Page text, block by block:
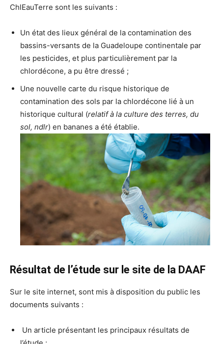
ChlEauTerre sont les suivants :
Un état des lieux général de la contamination des
bassins-versants de la Guadeloupe continentale par
les pesticides, et plus particulièrement par la
chlordécone, a pu être dressé ;
Une nouvelle carte du risque historique de
contamination des sols par la chlordécone lié à un
historique cultural (relatif à la culture des terres, du
sol, ndlr) en bananes a été établie.
Résultat de l’étude sur le site de la DAAF
Sur le site internet, sont mis à disposition du public les
documents suivants :
Un article présentant les principaux résultats de